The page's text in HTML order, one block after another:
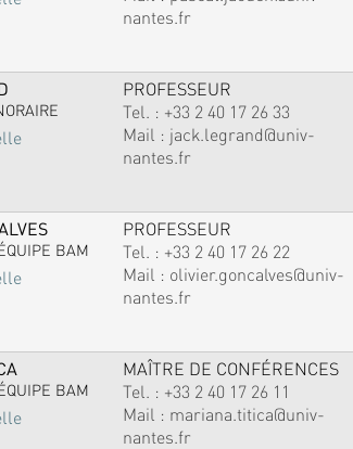
nantes.fr
PROFESSEUR
Tel. : +33 2 40 17 26 33
Mail : jack.legrand@univ-
nantes.fr
BAM
PROFESSEUR
Tel. : +33 2 40 17 26 22
Mail : olivier.goncalves@univ-
nantes.fr
BAM
MAÎTRE DE CONFÉRENCES
Tel. : +33 2 40 17 26 11
Mail : mariana.titica@univ-
nantes.fr